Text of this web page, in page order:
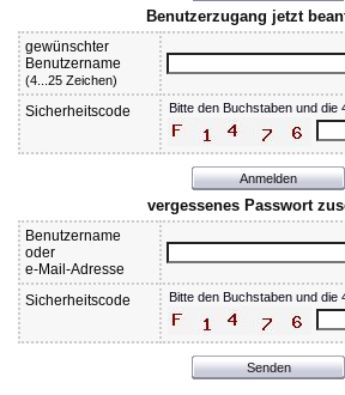
Benutzerzugang jetzt
gewünschter
Benutzername
(4...25 Zeichen)
Sicherheitscode
vergessenes Passwort
Benutzername
oder
e-Mail-Adresse
Sicherheitscode